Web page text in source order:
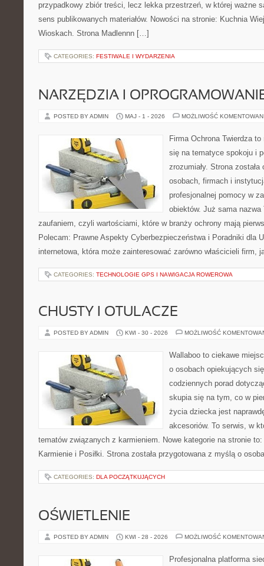
przypadkowy zbiór treści, lecz lekka przestrzeń, w której ważne
sens publikowanych materiałów. Nowości na stronie: Kuchnia
Wioskach. Strona Madlennn […]
CATEGORIES: FESTIWALE I WYDARZENIA
NARZĘDZIA I
POSTED BY ADMIN MAJ - 1 - 2026 MOŻLIWOŚĆ
Firma Ochrona Twierdza
się na tematyce spokoju i
zrozumiały. Strona
osobach, firmach i
profesjonalnej pomocy w
obiektów. Już sama
zaufaniem, czyli wartościami, które w branży ochrony mają
Polecam: Prawne Aspekty Cyberbezpieczeństwa i Poradniki dla
internetowa, która może zainteresować zarówno właścicieli firm,
CATEGORIES: TECHNOLOGIE GPS I NAWIGACJA ROWEROWA
CHUSTY I OTULACZE
POSTED BY ADMIN KWI - 30 - 2026 MOŻLIWOŚĆ
Wallaboo to ciekawe
o osobach opiekujących
codziennych porad
skupia się na tym, co w
życia dziecka jest
akcesoriów. To serwis, w
tematów związanych z karmieniem. Nowe kategorie na stronie
Karmienie i Posiłki. Strona została przygotowana z myślą o
CATEGORIES: DLA POCZĄTKUJĄCYCH
OŚWIETLENIE
POSTED BY ADMIN KWI - 28 - 2026 MOŻLIWOŚĆ
Profesjonalna platforma